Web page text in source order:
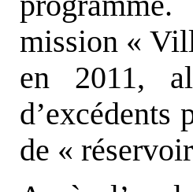
mission «
en 2011,
d’excédents
de «